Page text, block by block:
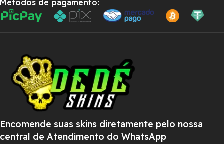
Métodos de pagamento:
Encomende suas skins diretamente pelo nossa
central de Atendimento do WhatsApp